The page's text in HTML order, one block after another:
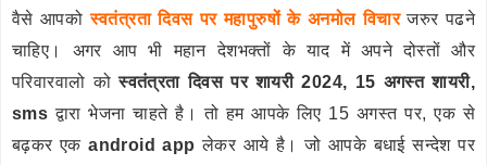
वैसे आपकोस्वतंत्रता दिवस पर महापुरुषों के अनमोल विचारजरुर पढने
चाहिए। अगर आप भी महान देशभक्तों के याद में अपने दोस्तों और
परिवारवालो कोस्वतंत्रता दिवस पर शायरी 2024, 15 अगस्त शायरी,
sms द्वारा भेजना चाहते है। तो हम आपके लिए 15 अगस्त पर, एक से
बढ़कर एकandroid app लेकर आये है। जो आपके बधाई सन्देश पर